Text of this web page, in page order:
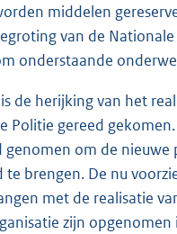
middelen
van de
onderstaande
de herijking van het
Politie gereed
genomen om de nieuwe
te brengen. De nu
met de realisatie
zijn